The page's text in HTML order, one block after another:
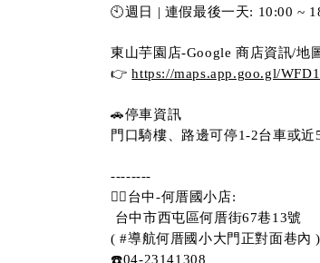
🕙週日 | 連假最後一天: 10:00 ~
東山芋園店-Google 商店資訊/地
👉 https://maps.app.goo.gl/
🚗停車資訊
門口騎樓、路邊可停1-2台車或
--------
💁‍♀️台中-何厝國小店:
台中市西屯區何厝街67巷13號
( #導航何厝國小大門正對面巷內
☎️04-23141308